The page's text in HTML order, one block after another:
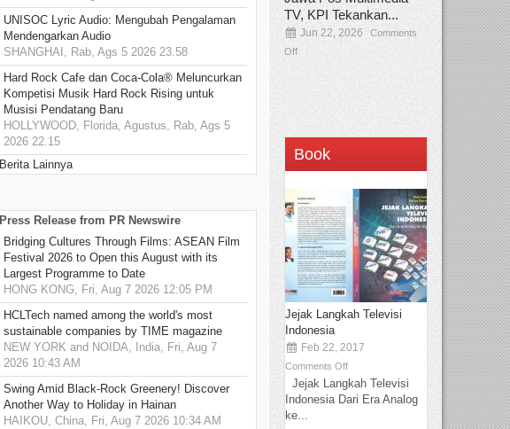
UNISOC Lyric Audio: Mengubah Pengalaman
Mendengarkan Audio
SHANGHAI, Rab, Ags 5 2026 23.58
Hard Rock Cafe dan Coca-Cola® Meluncurkan
Kompetisi Musik Hard Rock Rising untuk
Musisi Pendatang Baru
HOLLYWOOD, Florida, Agustus, Rab, Ags 5
2026 22.15
Berita Lainnya
Press Release from PR Newswire
Bridging Cultures Through Films: ASEAN Film
Festival 2026 to Open this August with its
Largest Programme to Date
HONG KONG, Fri, Aug 7 2026 12:05 PM
HCLTech named among the world's most
sustainable companies by TIME magazine
NEW YORK and NOIDA, India, Fri, Aug 7
2026 10:43 AM
Swing Amid Black‑Rock Greenery! Discover
Another Way to Holiday in Hainan
HAIKOU, China, Fri, Aug 7 2026 10:34 AM
TV, KPI Tekankan...
Jun 22, 2026
Comments
Off
Book
Jejak Langkah Televisi
Indonesia
Feb 22, 2017
Comments Off
Jejak Langkah Televisi
Indonesia Dari Era Analog
ke...